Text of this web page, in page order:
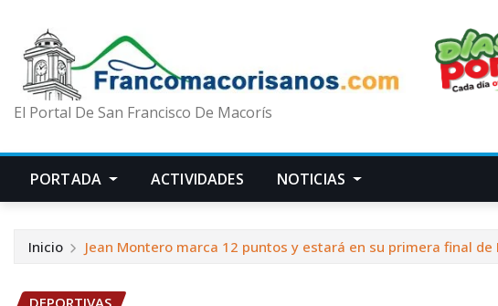
El Portal De San Francisco De Macorís
PORTADA ACTIVIDADES NOTICIAS
Inicio Jean Montero marca 12 puntos y estará en su primera final de